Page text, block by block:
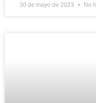
30 de mayo de 2023 No